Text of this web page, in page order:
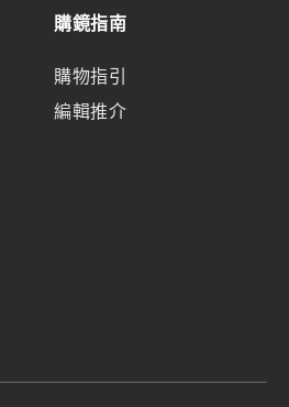
購鏡指南
購物指引
編輯推介